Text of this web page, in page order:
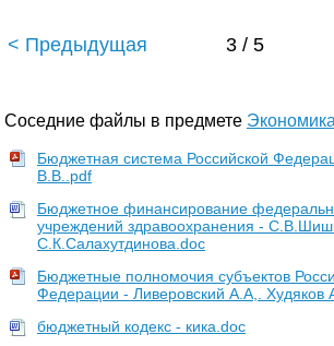
< Предыдущая 3 / 5
Соседние файлы в предмете Экономика
Бюджетная система Российской
В.В..pdf
Бюджетное финансирование
учреждений здравоохранения -
С.К.Салахутдинова.doc
Бюджетные полномочия субъектов
Федерации - Ливеровский А.А,. Худяков
бюджетный кодекс - кика.doc